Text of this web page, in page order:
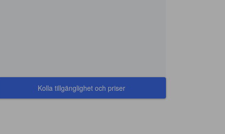
Kolla tillgänglighet och priser